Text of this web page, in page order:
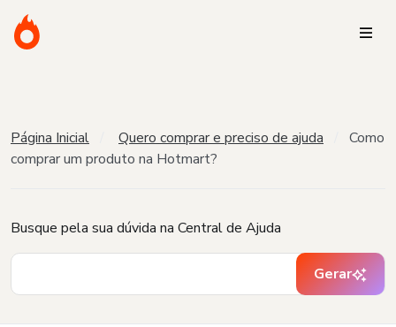
Página Inicial Quero comprar e preciso de ajuda
Como
comprar um produto na Hotmart?
Busque pela sua dúvida na Central de Ajuda
Gerar